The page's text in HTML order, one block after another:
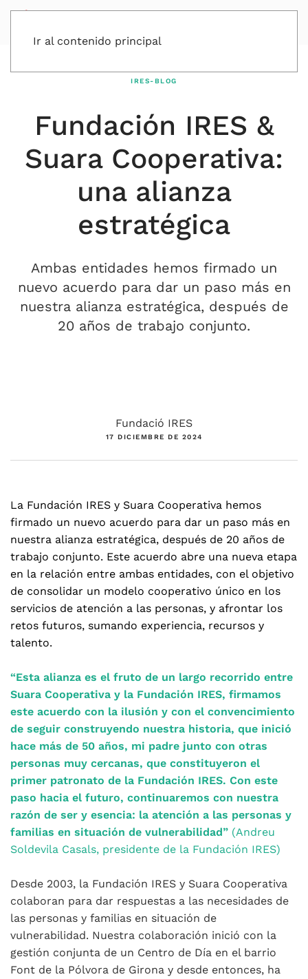
Ir al contenido principal
IRES-BLOG
Fundación IRES &
Suara Cooperativa:
una alianza
estratégica
Ambas entidades hemos firmado un
nuevo acuerdo para dar un paso más en
nuestra alianza estratégica, después de
20 años de trabajo conjunto.
Fundació IRES
17 DICIEMBRE DE 2024
La Fundación IRES y Suara Cooperativa hemos
firmado un nuevo acuerdo para dar un paso más en
nuestra alianza estratégica, después de 20 años de
trabajo conjunto. Este acuerdo abre una nueva etapa
en la relación entre ambas entidades, con el objetivo
de consolidar un modelo cooperativo único en los
servicios de atención a las personas, y afrontar los
retos futuros, sumando experiencia, recursos y
talento.
“Esta alianza es el fruto de un largo recorrido entre
Suara Cooperativa y la Fundación IRES, firmamos
este acuerdo con la ilusión y con el convencimiento
de seguir construyendo nuestra historia, que inició
hace más de 50 años, mi padre junto con otras
personas muy cercanas, que constituyeron el
primer patronato de la Fundación IRES. Con este
paso hacia el futuro, continuaremos con nuestra
razón de ser y esencia: la atención a las personas y
familias en situación de vulnerabilidad” (Andreu
Soldevila Casals, presidente de la Fundación IRES)
Desde 2003, la Fundación IRES y Suara Cooperativa
colaboran para dar respuestas a las necesidades de
las personas y familias en situación de
vulnerabilidad. Nuestra colaboración inició con la
gestión conjunta de un Centro de Día en el barrio
Font de la Pólvora de Girona y desde entonces, ha